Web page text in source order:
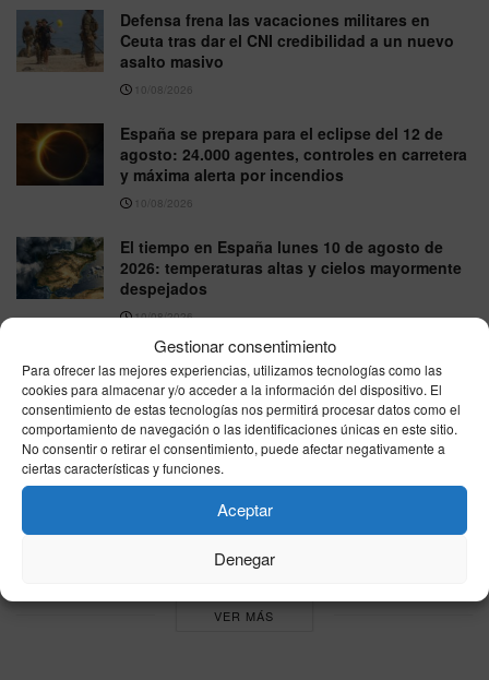
Gestionar consentimiento
Para ofrecer las mejores experiencias, utilizamos tecnologías como las
cookies para almacenar y/o acceder a la información del dispositivo. El
consentimiento de estas tecnologías nos permitirá procesar datos como el
comportamiento de navegación o las identificaciones únicas en este sitio.
No consentir o retirar el consentimiento, puede afectar negativamente a
ciertas características y funciones.
Aceptar
Denegar
Defensa frena las vacaciones militares en
Ceuta tras dar el CNI credibilidad a un nuevo
asalto masivo
10/08/2026
España se prepara para el eclipse del 12 de
agosto: 24.000 agentes, controles en carretera
y máxima alerta por incendios
10/08/2026
El tiempo en España lunes 10 de agosto de
2026: temperaturas altas y cielos mayormente
despejados
10/08/2026
El tiempo en España hoy domingo 9 de agosto
de 2026: calor en el interior y cielos variados
09/08/2026
España impone controles fronterizos a los
viajeros de Italia ante la negativa de Roma de
VER MÁS